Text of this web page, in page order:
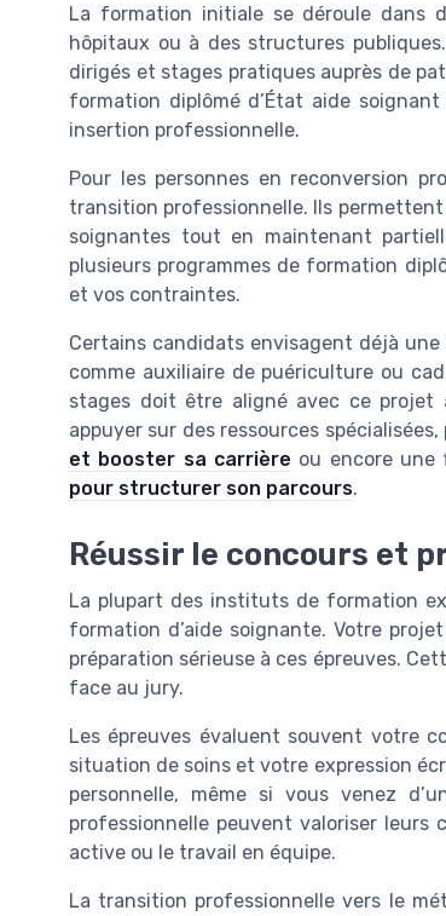
La formation initiale se déroule dans
hôpitaux ou à des structures
dirigés et stages pratiques auprès de
formation diplômé d’État aide
insertion professionnelle.
Pour les personnes en reconversion
transition professionnelle. Ils
soignantes tout en maintenant
plusieurs programmes de formation
et vos contraintes.
Certains candidats envisagent déjà
comme auxiliaire de puériculture ou
stages doit être aligné avec ce projet
appuyer sur des ressources
et booster sa carrière ou encore une
pour structurer son parcours.
Réussir le concours et
La plupart des instituts de formation
formation d’aide soignante. Votre
préparation sérieuse à ces épreuves.
face au jury.
Les épreuves évaluent souvent votre
situation de soins et votre expression
personnelle, même si vous venez
professionnelle peuvent valoriser leurs
active ou le travail en équipe.
La transition professionnelle vers le